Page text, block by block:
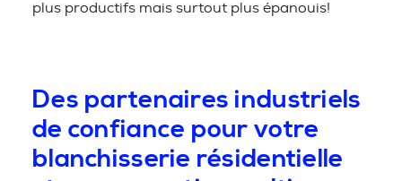
plus productifs mais surtout plus épanouis!
Des partenaires industriels
de confiance pour votre
blanchisserie résidentielle